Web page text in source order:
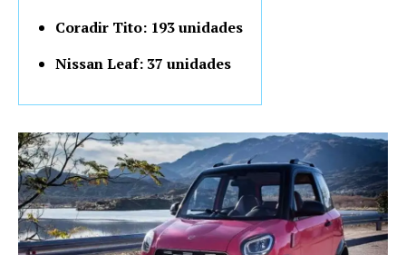
Coradir Tito: 193 unidades
Nissan Leaf: 37 unidades